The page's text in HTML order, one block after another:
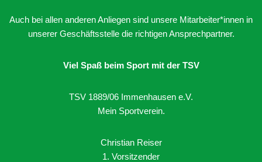
Auch bei allen anderen Anliegen sind unsere Mitarbeiter*innen in
unserer Geschäftsstelle die richtigen Ansprechpartner.
Viel Spaß beim Sport mit der TSV
TSV 1889/06 Immenhausen e.V.
Mein Sportverein.
Christian Reiser
1. Vorsitzender